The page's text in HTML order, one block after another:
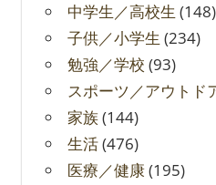
中学生／高校生 (148)
子供／小学生 (234)
勉強／学校 (93)
スポーツ／アウトド
家族(144)
生活(476)
医療／健康(195)